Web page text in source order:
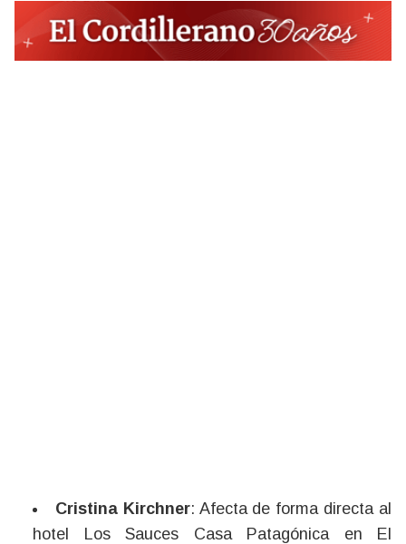
Cristina Kirchner: Afecta de forma directa al
hotel Los Sauces Casa Patagónica en El